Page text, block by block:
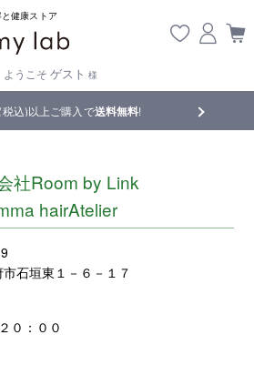
健康ストア
ようこそ ゲスト 様
込)以上ご購入で送料無料! 【重要】
社Room by Link
hairAtelier
石垣東１－６－１７
０：００